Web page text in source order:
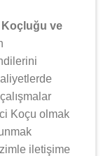
ve
Koçu olmak
iletişime